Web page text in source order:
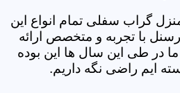
گراب سفلی تمام انواع این
با تجربه و متخصص ارائه
در طی این سال ها این بوده
ایم راضی نگه داریم.